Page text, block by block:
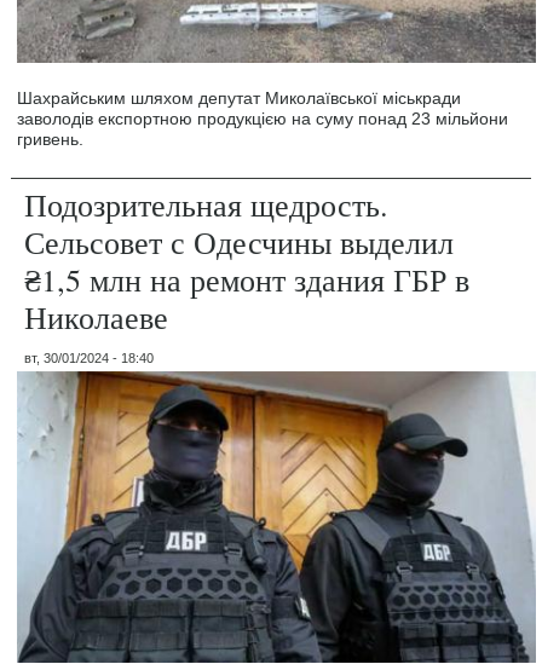
Шахрайським шляхом депутат Миколаївської міськради
заволодів експортною продукцією на суму понад 23 мільйони
гривень.
Подозрительная щедрость.
Сельсовет с Одесчины выделил
₴1,5 млн на ремонт здания ГБР в
Николаеве
вт, 30/01/2024 - 18:40